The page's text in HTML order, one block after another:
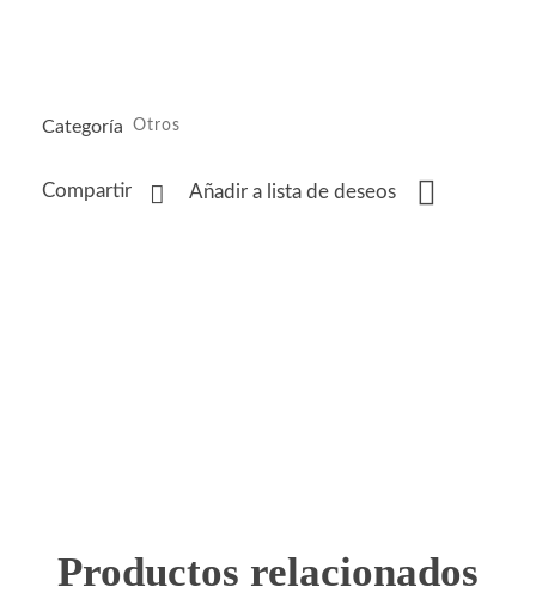
Añadir a lista de deseos
Compartir
Categoría Otros
Productos relacionados